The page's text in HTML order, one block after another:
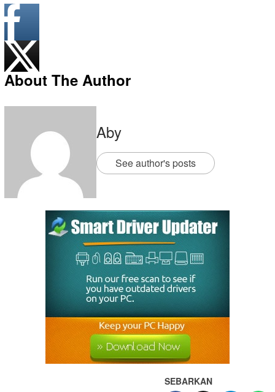
About The Author
Aby
See author's posts
SEBARKAN